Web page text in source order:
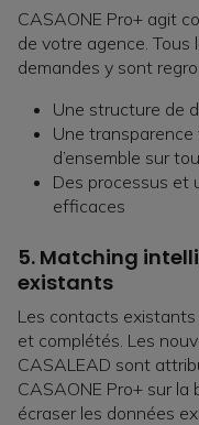
CASAONE Pro+ agit
de votre agence.
demandes y sont
Une structure de
Une
d’ensemble sur
Des processus et
efficaces
5. Matching
existants
Les contacts
et complétés. Les
CASALEAD sont
CASAONE Pro+ sur la
écraser les données